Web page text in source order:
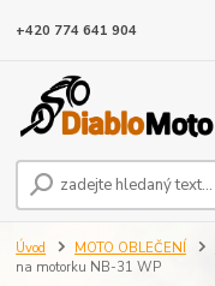
+420 774 641 904
Úvod MOTO OBLEČENÍ
na motorku NB-31 WP